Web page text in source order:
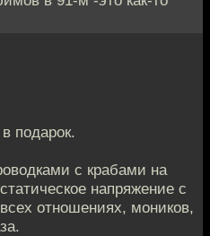
подарок.
с крабами на
напряжение с
отношениях, моников,